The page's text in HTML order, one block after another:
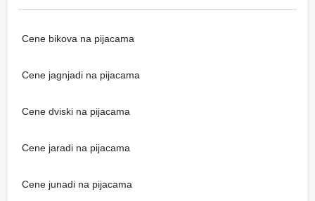
Cene bikova na pijacama
Cene jagnjadi na pijacama
Cene dviski na pijacama
Cene jaradi na pijacama
Cene junadi na pijacama